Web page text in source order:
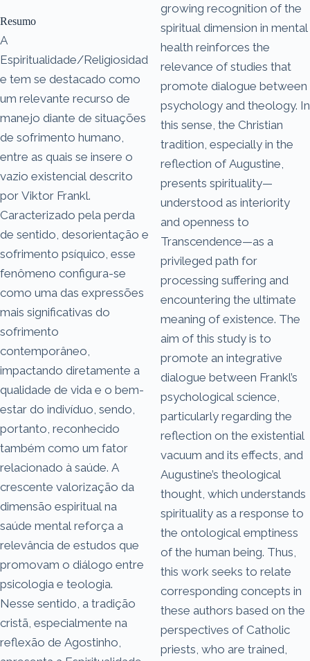
Resumo
A
Espiritualidade/Religiosidad
e tem se destacado como
um relevante recurso de
manejo diante de situações
de sofrimento humano,
entre as quais se insere o
vazio existencial descrito
por Viktor Frankl.
Caracterizado pela perda
de sentido, desorientação e
sofrimento psíquico, esse
fenômeno configura-se
como uma das expressões
mais significativas do
sofrimento
contemporâneo,
impactando diretamente a
qualidade de vida e o bem-
estar do indivíduo, sendo,
portanto, reconhecido
também como um fator
relacionado à saúde. A
crescente valorização da
dimensão espiritual na
saúde mental reforça a
relevância de estudos que
promovam o diálogo entre
psicologia e teologia.
Nesse sentido, a tradição
cristã, especialmente na
reflexão de Agostinho,
growing recognition of the
spiritual dimension in mental
health reinforces the
relevance of studies that
promote dialogue between
psychology and theology. In
this sense, the Christian
tradition, especially in the
reflection of Augustine,
presents spirituality—
understood as interiority
and openness to
Transcendence—as a
privileged path for
processing suffering and
encountering the ultimate
meaning of existence. The
aim of this study is to
promote an integrative
dialogue between Frankl’s
psychological science,
particularly regarding the
reflection on the existential
vacuum and its effects, and
Augustine’s theological
thought, which understands
spirituality as a response to
the ontological emptiness
of the human being. Thus,
this work seeks to relate
corresponding concepts in
these authors based on the
perspectives of Catholic
priests, who are trained,